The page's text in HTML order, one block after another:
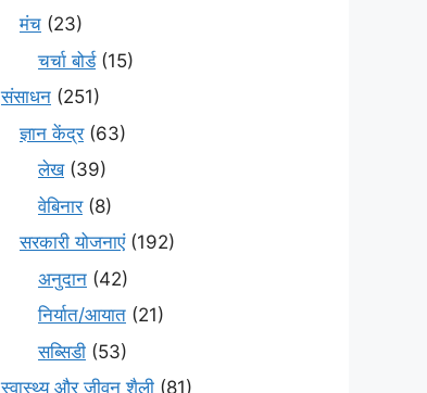
मंच (23)
चर्चा बोर्ड(15)
संसाधन (251)
ज्ञान केंद्र(63)
लेख(39)
वेबिनार(8)
सरकारी योजनाएं(192)
अनुदान (42)
निर्यात/आयात (21)
सब्सिडी (53)
स्वास्थ्य और जीवन शैली (81)